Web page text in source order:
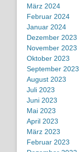
März 2024
Februar 2024
Januar 2024
Dezember 2023
November 2023
Oktober 2023
September 2023
August 2023
Juli 2023
Juni 2023
Mai 2023
April 2023
März 2023
Februar 2023